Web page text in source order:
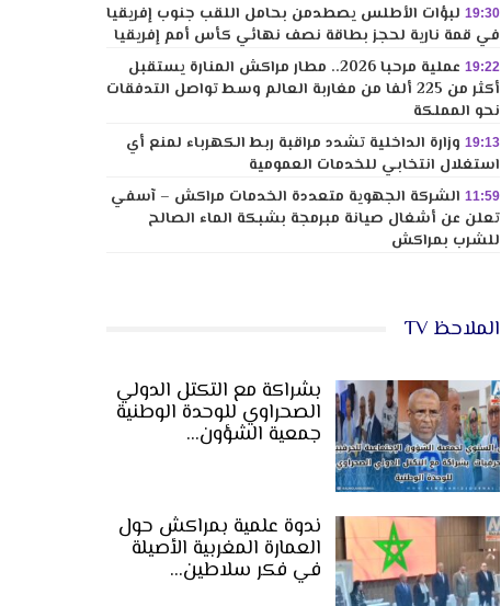
19:30 لبؤات الأطلس يصطدمن بحامل اللقب جنوب إفريقيا
في قمة نارية لحجز بطاقة نصف نهائي كأس أمم إفريقيا
19:22
عملية مرحبا 2026.. مطار مراكش المنارة يستقبل
أكثر من 225 ألفا من مغاربة العالم وسط تواصل التدفقات
نحو المملكة
19:13 وزارة الداخلية تشدد مراقبة ربط الكهرباء لمنع أي
استغلال انتخابي للخدمات العمومية
11:59 الشركة الجهوية متعددة الخدمات مراكش – آسفي
تعلن عن أشغال صيانة مبرمجة بشبكة الماء الصالح
للشرب بمراكش
الملاحظ TV
بشراكة مع التكتل الدولي
الصحراوي للوحدة الوطنية
جمعية الشؤون…
ندوة علمية بمراكش حول
العمارة المغربية الأصيلة
في فكر سلاطين…